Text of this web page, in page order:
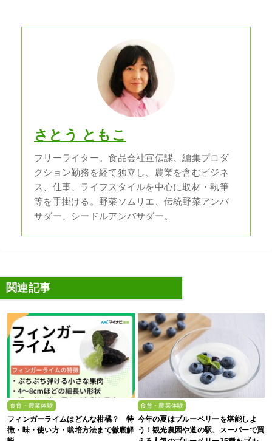
さとう ともこ
フリーライター。食品会社宣伝課、編集プロダ
クション勤務を経て独立し、農業を含むビジネ
ス、仕事、ライフスタイルを中心に取材・執筆
等を手掛ける。野菜ソムリエ、伝統野菜アンバ
サダー、シードルアンバサダー。
関連記事
食育・農業体験
フィンガーライムはどんな柑橘？ 特
徴・味・使い方・栽培方法まで徹底解
食育・農業体験
今年の夏はブルーベリーを堪能しよ
う！観光農園や道の駅、スーパーで買